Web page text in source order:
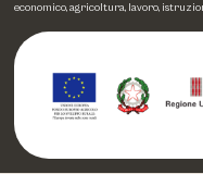
economico, agricoltura, lavoro,